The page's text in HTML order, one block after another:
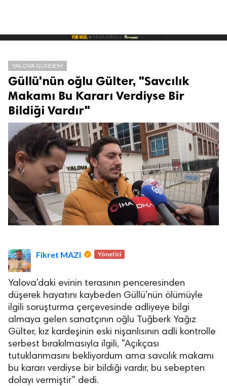
Asayiş
Saklıdır.
YALOVA GÜNDEM
Güllü'nün oğlu Gülter, "Savcılık
Makamı Bu Kararı Verdiyse Bir
Bildiği Vardır"
Fikret MAZI Yönetici
Yalova'daki evinin terasının penceresinden
düşerek hayatını kaybeden Güllü'nün ölümüyle
ilgili soruşturma çerçevesinde adliyeye bilgi
almaya gelen sanatçının oğlu Tuğberk Yağız
Gülter, kız kardeşinin eski nişanlısının adli kontrolle
serbest bırakılmasıyla ilgili, "Açıkçası
tutuklanmasını bekliyordum ama savcılık makamı
bu kararı verdiyse bir bildiği vardır, bu sebepten
dolayı vermiştir" dedi.